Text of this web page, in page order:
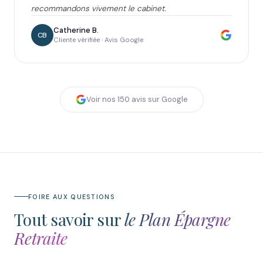
recommandons vivement le cabinet.
CB Catherine B.
Cliente vérifiée · Avis Google
Voir nos 150 avis sur Google
FOIRE AUX QUESTIONS
Tout savoir surle Plan Épargne
Retraite